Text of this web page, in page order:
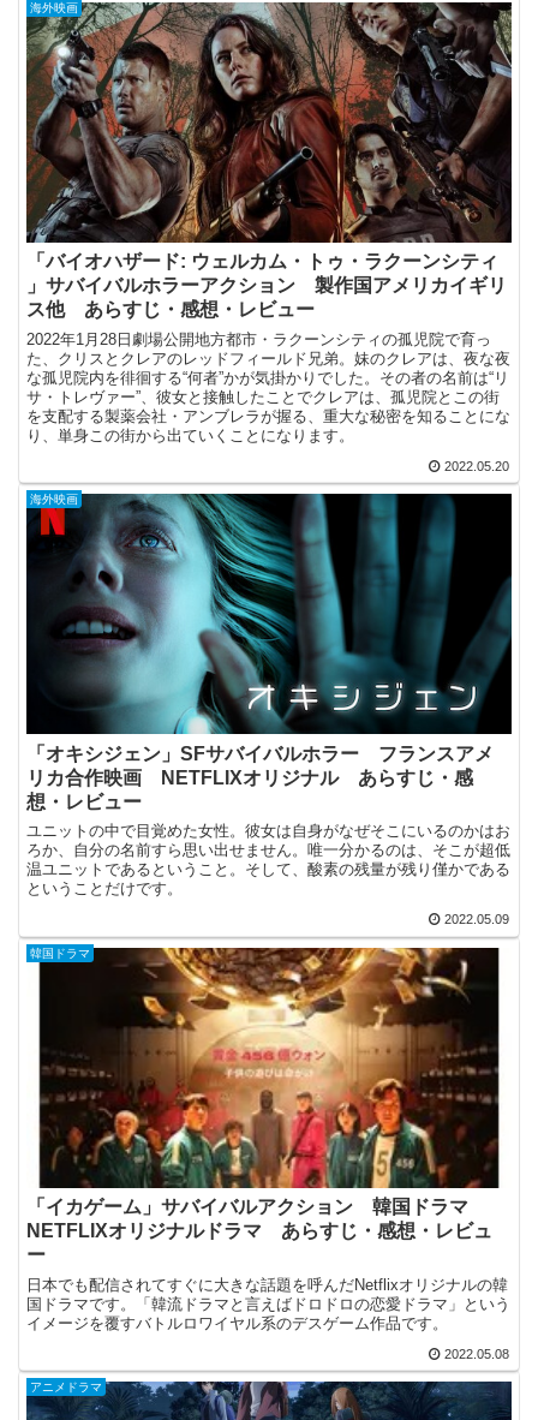
海外映画
「バイオハザード: ウェルカム・トゥ・ラクーンシティ
」サバイバルホラーアクション 製作国アメリカイギリ
ス他 あらすじ・感想・レビュー
2022年1月28日劇場公開地方都市・ラクーンシティの孤児院で育っ
た、クリスとクレアのレッドフィールド兄弟。妹のクレアは、夜な夜
な孤児院内を徘徊する“何者”かが気掛かりでした。その者の名前は“リ
サ・トレヴァー”、彼女と接触したことでクレアは、孤児院とこの街
を支配する製薬会社・アンブレラが握る、重大な秘密を知ることにな
り、単身この街から出ていくことになります。
2022.05.20
海外映画
「オキシジェン」SFサバイバルホラー フランスアメ
リカ合作映画 NETFLIXオリジナル あらすじ・感
想・レビュー
ユニットの中で目覚めた女性。彼女は自身がなぜそこにいるのかはお
ろか、自分の名前すら思い出せません。唯一分かるのは、そこが超低
温ユニットであるということ。そして、酸素の残量が残り僅かである
ということだけです。
2022.05.09
韓国ドラマ
「イカゲーム」サバイバルアクション 韓国ドラマ
NETFLIXオリジナルドラマ あらすじ・感想・レビュ
ー
日本でも配信されてすぐに大きな話題を呼んだNetflixオリジナルの韓
国ドラマです。「韓流ドラマと言えばドロドロの恋愛ドラマ」という
イメージを覆すバトルロワイヤル系のデスゲーム作品です。
2022.05.08
アニメドラマ